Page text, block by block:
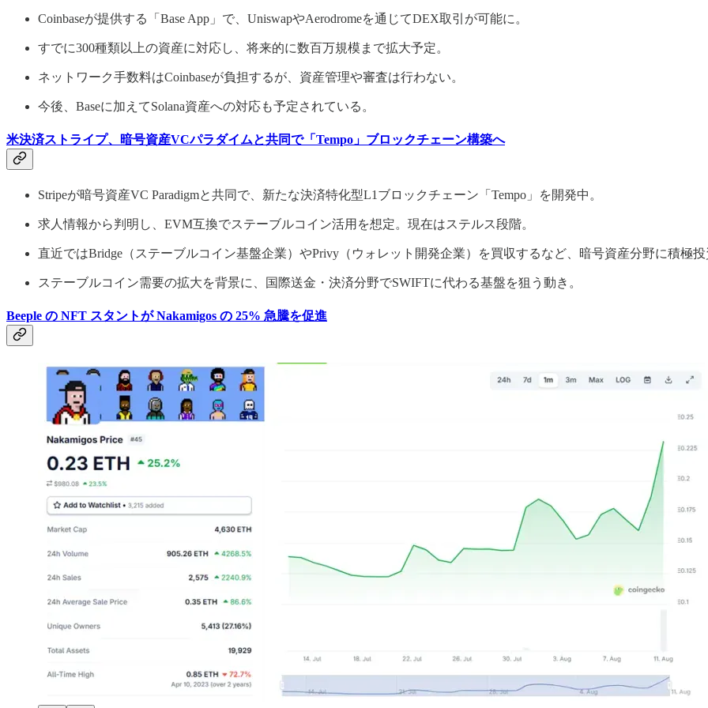
Coinbaseが提供する「Base App」で、UniswapやAerodromeを通じてDEX取引が可能に。
すでに300種類以上の資産に対応し、将来的に数百万規模まで拡大予定。
ネットワーク手数料はCoinbaseが負担するが、資産管理や審査は行わない。
今後、Baseに加えてSolana資産への対応も予定されている。
米決済ストライプ、暗号資産VCパラダイムと共同で「Tempo」ブロックチェーン構築へ
Stripeが暗号資産VC Paradigmと共同で、新たな決済特化型L1ブロックチェーン「Tempo」を開発中。
求人情報から判明し、EVM互換でステーブルコイン活用を想定。現在はステルス段階。
直近ではBridge（ステーブルコイン基盤企業）やPrivy（ウォレット開発企業）を買収するなど、暗号資産分野に積極
ステーブルコイン需要の拡大を背景に、国際送金・決済分野でSWIFTに代わる基盤を狙う動き。
Beeple の NFT スタントが Nakamigos の 25% 急騰を促進